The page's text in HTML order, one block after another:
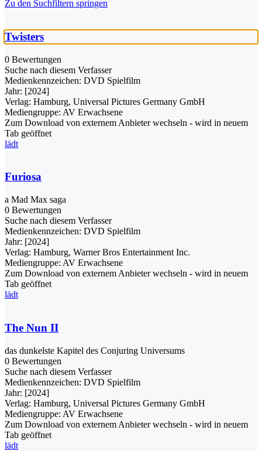
Zu den Suchfiltern springen
Twisters
0 Bewertungen
Suche nach diesem Verfasser
Medienkennzeichen: DVD Spielfilm
Jahr: [2024]
Verlag: Hamburg, Universal Pictures Germany GmbH
Mediengruppe: AV Erwachsene
Zum Download von externem Anbieter wechseln - wird in neuem
Tab geöffnet
lädt
Furiosa
a Mad Max saga
0 Bewertungen
Suche nach diesem Verfasser
Medienkennzeichen: DVD Spielfilm
Jahr: [2024]
Verlag: Hamburg, Warner Bros Entertainment Inc.
Mediengruppe: AV Erwachsene
Zum Download von externem Anbieter wechseln - wird in neuem
Tab geöffnet
lädt
The Nun II
das dunkelste Kapitel des Conjuring Universums
0 Bewertungen
Suche nach diesem Verfasser
Medienkennzeichen: DVD Spielfilm
Jahr: [2024]
Verlag: Hamburg, Universal Pictures Germany GmbH
Mediengruppe: AV Erwachsene
Zum Download von externem Anbieter wechseln - wird in neuem
Tab geöffnet
lädt